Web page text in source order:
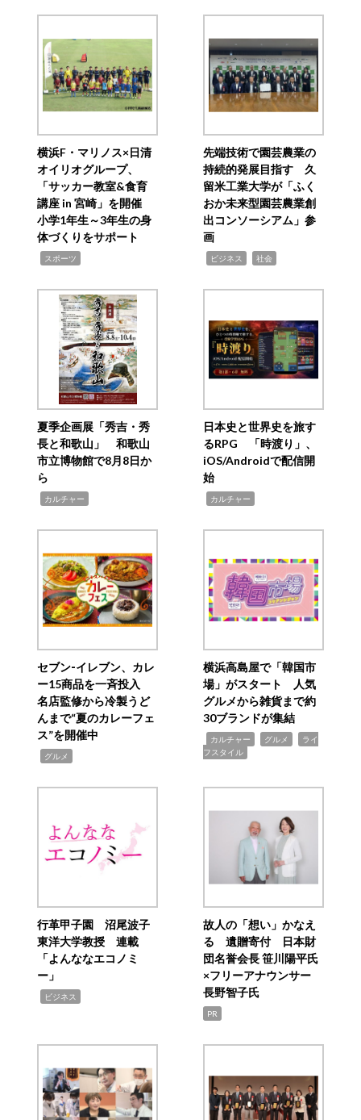
横浜F・マリノス×日清
オイリオグループ、
「サッカー教室&食育
講座 in 宮崎」を開催
小学1年生～3年生の身
体づくりをサポート
スポーツ
先端技術で園芸農業の
持続的発展目指す 久
留米工業大学が「ふく
おか未来型園芸農業創
出コンソーシアム」参
画
ビジネス 社会
夏季企画展「秀吉・秀
長と和歌山」 和歌山
市立博物館で8月8日か
ら
カルチャー
日本史と世界史を旅す
るRPG 「時渡り」、
iOS/Androidで配信開
始
カルチャー
セブン‐イレブン、カレ
ー15商品を一斉投入
名店監修から冷製うど
んまで“夏のカレーフェ
ス”を開催中
グルメ
横浜高島屋で「韓国市
場」がスタート 人気
グルメから雑貨まで約
30ブランドが集結
カルチャー グルメ
ライ
フスタイル
行革甲子園 沼尾波子
東洋大学教授 連載
「よんななエコノミ
ー」
ビジネス
故人の「想い」かなえ
る 遺贈寄付 日本財
団名誉会長 笹川陽平氏
×フリーアナウンサー
長野智子氏
PR